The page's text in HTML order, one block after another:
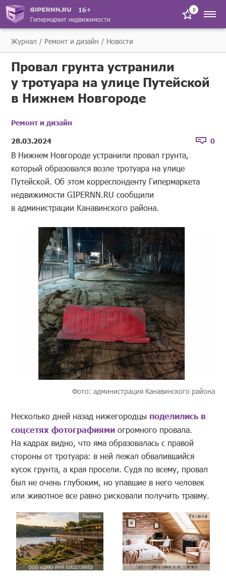
16+
Гипермаркет недвижимости
0
Журнал Ремонт и дизайн Новости
Провал грунта устранили
у тротуара на улице Путейской
в Нижнем Новгороде
Ремонт и дизайн
28.03.2024
0
В Нижнем Новгороде устранили провал грунта,
который образовался возле тротуара на улице
Путейской. Об этом корреспонденту Гипермаркета
недвижимости GIPERNN.RU сообщили
в администрации Канавинского района.
Фото: администрация Канавинского района
Несколько дней назад нижегородцы поделились в
соцсетях фотографиями огромного провала.
На кадрах видно, что яма образовалась с правой
стороны от тротуара: в ней лежал обвалившийся
кусок грунта, а края просели. Судя по всему, провал
был не очень глубоким, но упавшие в него человек
или животное все равно рисковали получить травму.